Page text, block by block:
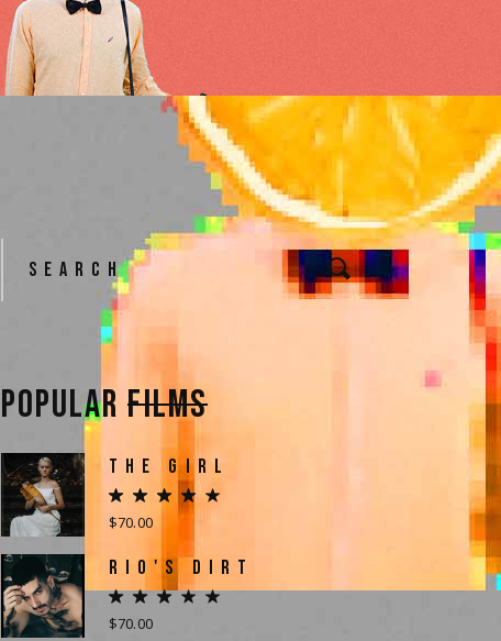
Search
POPULARFILMS
THE GIRL
$70.00
RIO'S DIRT
$70.00